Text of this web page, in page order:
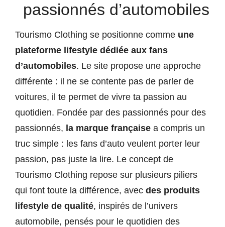
passionnés d’automobiles
Tourismo Clothing se positionne comme une
plateforme lifestyle dédiée aux fans
d’automobiles. Le site propose une approche
différente : il ne se contente pas de parler de
voitures, il te permet de vivre ta passion au
quotidien. Fondée par des passionnés pour des
passionnés, la marque française a compris un
truc simple : les fans d’auto veulent porter leur
passion, pas juste la lire. Le concept de
Tourismo Clothing repose sur plusieurs piliers
qui font toute la différence, avec des produits
lifestyle de qualité, inspirés de l’univers
automobile, pensés pour le quotidien des